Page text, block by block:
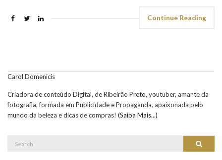
Continue Reading
Carol Domenicis
Criadora de conteúdo Digital, de Ribeirão Preto, youtuber, amante da
fotografia, formada em Publicidade e Propaganda, apaixonada pelo
mundo da beleza e dicas de compras! (Saiba Mais...)
Search
Search